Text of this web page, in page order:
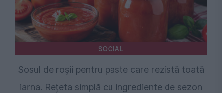
SOCIAL
Sosul de roșii pentru paste care rezistă toată
iarna. Rețeta simplă cu ingrediente de sezon